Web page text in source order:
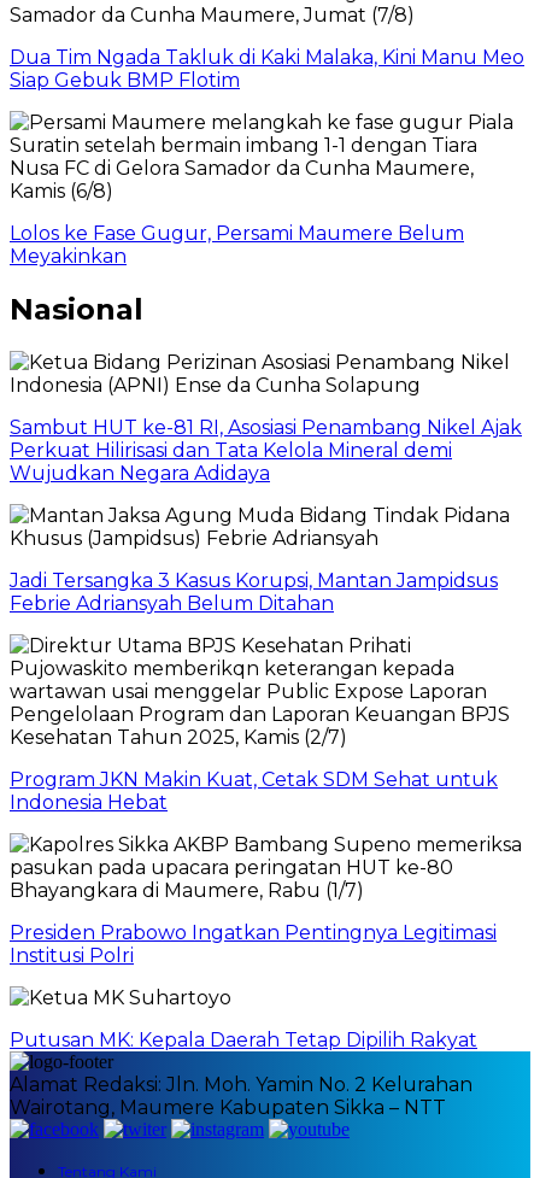
Dua Tim Ngada Takluk di Kaki Malaka, Kini Manu Meo
Siap Gebuk BMP Flotim
Lolos ke Fase Gugur, Persami Maumere Belum
Meyakinkan
Nasional
Sambut HUT ke-81 RI, Asosiasi Penambang Nikel Ajak
Perkuat Hilirisasi dan Tata Kelola Mineral demi
Wujudkan Negara Adidaya
Jadi Tersangka 3 Kasus Korupsi, Mantan Jampidsus
Febrie Adriansyah Belum Ditahan
Program JKN Makin Kuat, Cetak SDM Sehat untuk
Indonesia Hebat
Presiden Prabowo Ingatkan Pentingnya Legitimasi
Institusi Polri
Putusan MK: Kepala Daerah Tetap Dipilih Rakyat
Alamat Redaksi: Jln. Moh. Yamin No. 2 Kelurahan
Wairotang, Maumere Kabupaten Sikka – NTT
Tentang Kami